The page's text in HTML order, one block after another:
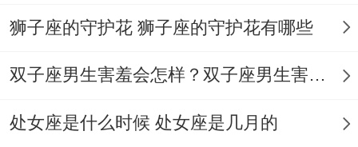
兮”既古典又清新。
常见误区还有修正建议~误区盲目追求稀有
狮子座的守护花 狮子座的守护花有哪些
双子座男生害羞会怎样？双子座男生害羞的表现 双子座男生害羞会怎么样
处女座是什么时候 处女座是几月的